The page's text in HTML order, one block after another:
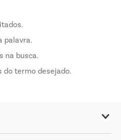
palavra.
na busca.
do termo desejado.